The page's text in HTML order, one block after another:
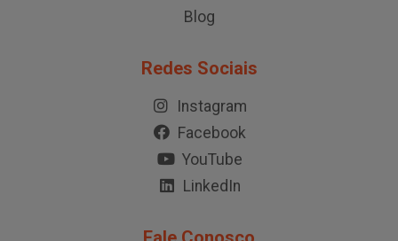
Blog
Redes Sociais
Instagram
Facebook
YouTube
LinkedIn